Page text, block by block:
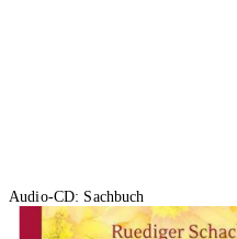
Audio-CD: Sachbuch